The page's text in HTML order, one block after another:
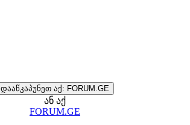
დააწკაპუნეთ აქ: FORUM.GE
ან აქ
FORUM.GE